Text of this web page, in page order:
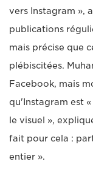
vers Instagram »,
publications
mais précise que
plébiscitées.
Facebook, mais
qu'Instagram est
le visuel »,
fait pour cela :
entier ».